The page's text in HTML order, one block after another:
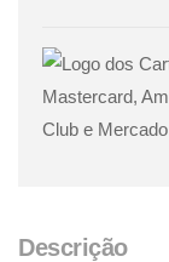
Descrição